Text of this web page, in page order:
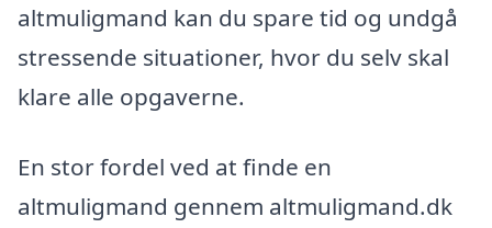
altmuligmand kan du spare tid og undgå
stressende situationer, hvor du selv skal
klare alle opgaverne.
En stor fordel ved at finde en
altmuligmand gennem altmuligmand.dk